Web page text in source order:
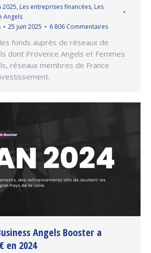
2025, Les entreprises financées, Les
Angels
25 juin 2025 6 806 Commentaires
fonds auprès de réseaux de
dont Provence Angels et Femmes
réseaux membres de France
Angels Booster a
en 2024